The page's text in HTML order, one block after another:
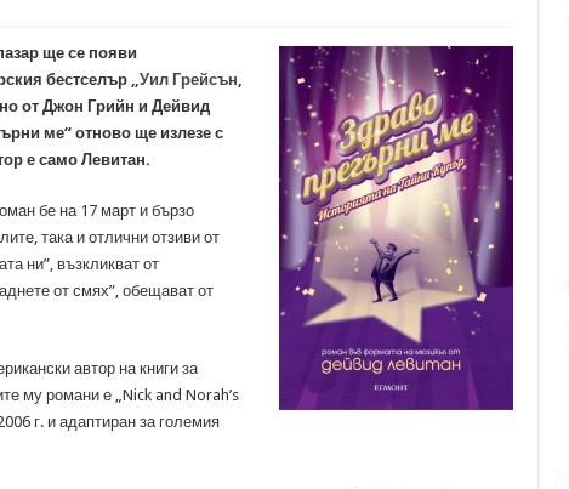
ще се появи
бестселър „Уил Грейсън,
от Джон Грийн и Дейвид
ме“ отново ще излезе с
е само Левитан.
бе на 17 март и бързо
така и отлични отзиви от
ни”, възкликват от
от смях”, обещават от
автор на книги за
му романи е „Nick and Norah’s
г. и адаптиран за големия